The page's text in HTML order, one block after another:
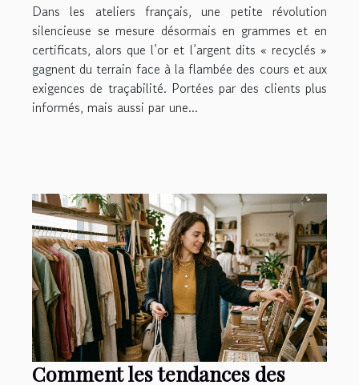
Dans les ateliers français, une petite révolution
silencieuse se mesure désormais en grammes et en
certificats, alors que l’or et l’argent dits « recyclés »
gagnent du terrain face à la flambée des cours et aux
exigences de traçabilité. Portées par des clients plus
informés, mais aussi par une...
Comment les tendances des